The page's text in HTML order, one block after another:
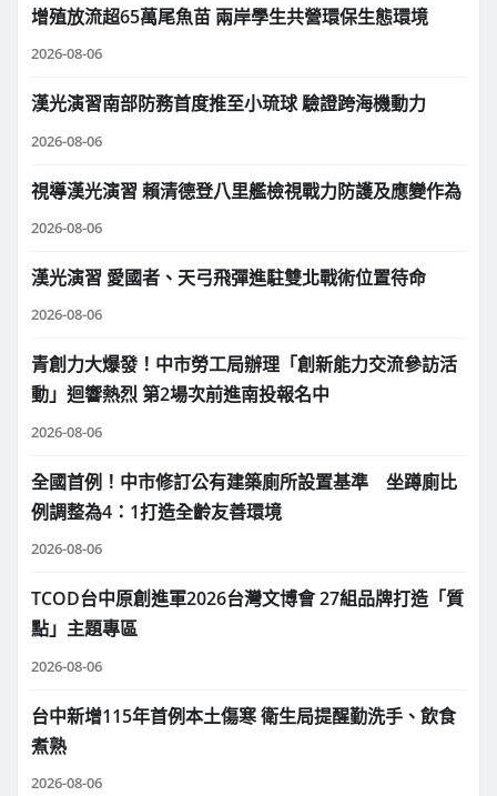
增殖放流超65萬尾魚苗 兩岸學生共營環保生態環境
2026-08-06
漢光演習南部防務首度推至小琉球 驗證跨海機動力
2026-08-06
視導漢光演習 賴清德登八里艦檢視戰力防護及應變作為
2026-08-06
漢光演習 愛國者、天弓飛彈進駐雙北戰術位置待命
2026-08-06
青創力大爆發！中市勞工局辦理「創新能力交流參訪活
動」迴響熱烈 第2場次前進南投報名中
2026-08-06
全國首例！中市修訂公有建築廁所設置基準 坐蹲廁比
例調整為4：1打造全齡友善環境
2026-08-06
TCOD台中原創進軍2026台灣文博會 27組品牌打造「質
點」主題專區
2026-08-06
台中新增115年首例本土傷寒 衛生局提醒勤洗手、飲食
煮熟
2026-08-06